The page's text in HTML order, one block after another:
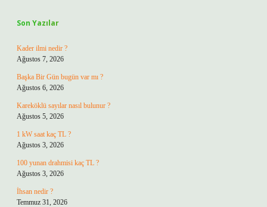
Son Yazılar
Kader ilmi nedir ?
Ağustos 7, 2026
Başka Bir Gün bugün var mı ?
Ağustos 6, 2026
Kareköklü sayılar nasıl bulunur ?
Ağustos 5, 2026
1 kW saat kaç TL ?
Ağustos 3, 2026
100 yunan drahmisi kaç TL ?
Ağustos 3, 2026
İhsan nedir ?
Temmuz 31, 2026